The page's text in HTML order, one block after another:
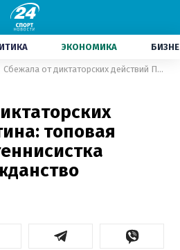
ЭКОНОМИКА
Сбежала от диктаторских действий Путина: топовая российская теннисистка сменила гражданство
топовая